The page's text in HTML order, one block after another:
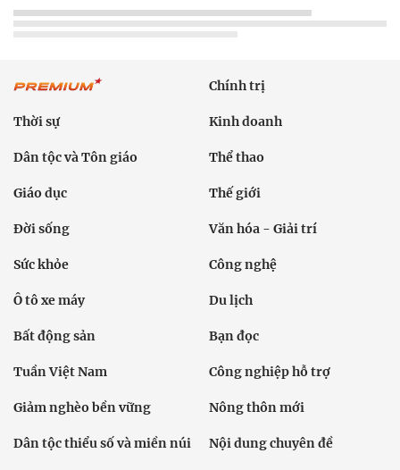
Chính trị
Thời sự Kinh doanh
Dân tộc và Tôn giáo Thể thao
Giáo dục Thế giới
Đời sống Văn hóa - Giải trí
Sức khỏe Công nghệ
Ô tô xe máy Du lịch
Bất động sản Bạn đọc
Tuần Việt Nam Công nghiệp hỗ trợ
Giảm nghèo bền vững Nông thôn mới
Dân tộc thiểu số và miền núi Nội dung chuyên đề